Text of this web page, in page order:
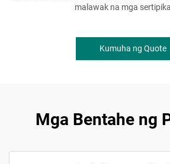
malawak na mga
Kumuha ng Quote
Mga Bentahe ng